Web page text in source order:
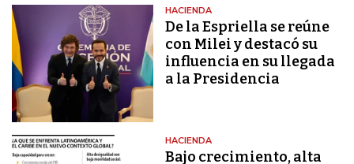
HACIENDA
De la Espriella se reúne
con Milei y destacó su
influencia en su llegada
a la Presidencia
HACIENDA
Bajo crecimiento, alta